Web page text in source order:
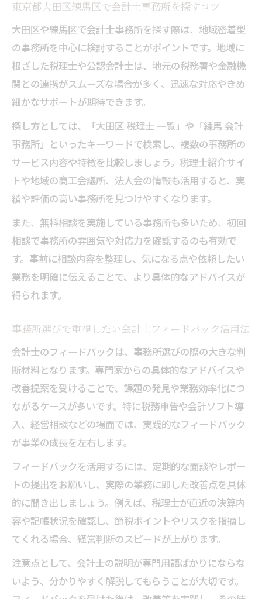
会計士事務所のサポート体制を比較するコ
ツ
事務所ごとの対応範囲と相談内容をチェッ
ク
東京都大田区練馬区で比較すべき事務所特
性
信頼重視で選ぶ事務所と会計士フィードバック
の重要性
信頼できる会計士事務所を見極める重要な
視点
会計士フィードバックが信頼構築に与える
影響
事務所選びで信頼性をチェックするポイン
ト
会計士事務所の信頼度を高める活用術とは
相談前に押さえたい会計士事務所活用ポイント
事前準備で会計士事務所相談を充実させる
方法
会計士事務所利用時に知っておきたい基礎
知識
会計士事務所活用時の無料相談サービスの
活かし方
相談前に確認したい会計士事務所の対応範
囲
会計士事務所との相談で大切な質問事項
失敗しないための会計士フィードバック活用法
会計士フィードバックを活かした事務所選
びの実践法
会計士事務所選定で失敗しないための注意
東京都大田区練馬区で会計士事務所を探すコツ
大田区や練馬区で会計士事務所を探す際は、地域密着型
の事務所を中心に検討することがポイントです。地域に
根ざした税理士や公認会計士は、地元の税務署や金融機
関との連携がスムーズな場合が多く、迅速な対応やきめ
細かなサポートが期待できます。
探し方としては、「大田区 税理士 一覧」や「練馬 会計
事務所」といったキーワードで検索し、複数の事務所の
サービス内容や特徴を比較しましょう。税理士紹介サイ
トや地域の商工会議所、法人会の情報も活用すると、実
績や評価の高い事務所を見つけやすくなります。
また、無料相談を実施している事務所も多いため、初回
相談で事務所の雰囲気や対応力を確認するのも有効で
す。事前に相談内容を整理し、気になる点や依頼したい
業務を明確に伝えることで、より具体的なアドバイスが
得られます。
事務所選びで重視したい会計士フィードバック活用法
会計士のフィードバックは、事務所選びの際の大きな判
断材料となります。専門家からの具体的なアドバイスや
改善提案を受けることで、課題の発見や業務効率化につ
ながるケースが多いです。特に税務申告や会計ソフト導
入、経営相談などの場面では、実践的なフィードバック
が事業の成長を左右します。
フィードバックを活用するには、定期的な面談やレポー
トの提出をお願いし、実際の業務に即した改善点を具体
的に聞き出しましょう。例えば、税理士が直近の決算内
容や記帳状況を確認し、節税ポイントやリスクを指摘し
てくれる場合、経営判断のスピードが上がります。
注意点として、会計士の説明が専門用語ばかりにならな
いよう、分かりやすく解説してもらうことが大切です。